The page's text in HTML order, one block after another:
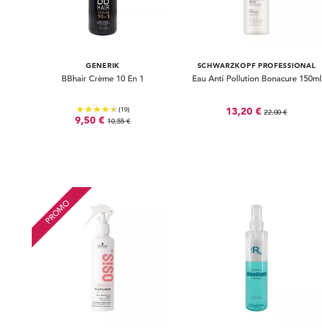
GENERIK
BBhair Crème 10 En 1
(19)
9,50 € 10,55 €
SCHWARZKOPF PROFESSIONAL
Eau Anti Pollution Bonacure 150ml
13,20 € 22,00 €
PROMO